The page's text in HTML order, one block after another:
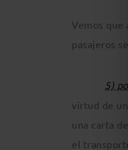
Vemos que
pasajeros
5)
virtud de
una carta
el